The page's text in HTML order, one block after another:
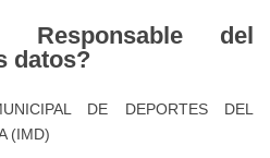
del
datos?
DE DEPORTES DEL
(IMD)